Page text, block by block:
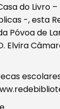
do Livro
-, esta
Póvoa de
Elvira